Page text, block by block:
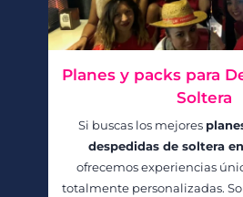
Planes y packs para
Soltera
Si buscas los mejores
despedidas de soltera
ofrecemos experiencias
totalmente personalizadas.